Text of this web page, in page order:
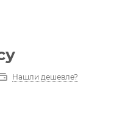
Нашли дешевле?